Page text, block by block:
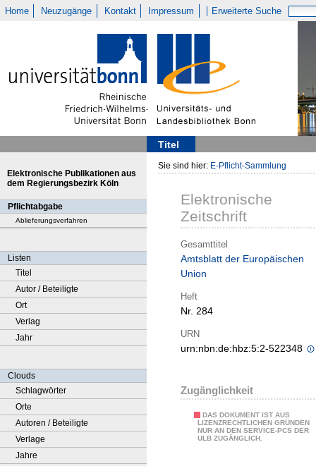
Home Neuzugänge Kontakt Impressum Erweiterte Suche
Titel
Elektronische Publikationen aus
dem Regierungsbezirk Köln
Pflichtabgabe
Ablieferungsverfahren
Listen
Titel
Autor / Beteiligte
Ort
Verlag
Jahr
Clouds
Schlagwörter
Orte
Autoren / Beteiligte
Verlage
Jahre
Sie sind hier: E-Pflicht-Sammlung
Elektronische
Zeitschrift
Gesamttitel
Amtsblatt der Europäischen
Union
Heft
Nr. 284
URN
urn:nbn:de:hbz:5:2-522348
Zugänglichkeit
DAS DOKUMENT IST AUS
LIZENZRECHTLICHEN GRÜNDEN
NUR AN DEN SERVICE-PCS DER
ULB ZUGÄNGLICH.